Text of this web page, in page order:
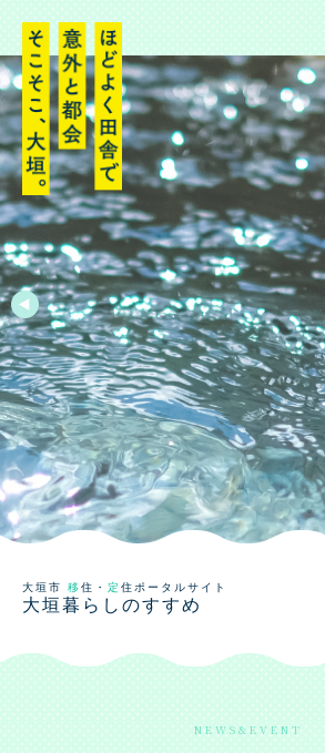
大垣市 移住・ 定 住ポータルサイト
大垣暮らしのすすめ